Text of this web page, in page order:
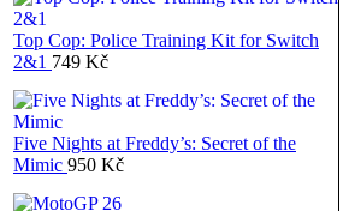
Top Cop: Police Training Kit for Switch
2&1 749 Kč
Five Nights at Freddy’s: Secret of the
Mimic 950 Kč